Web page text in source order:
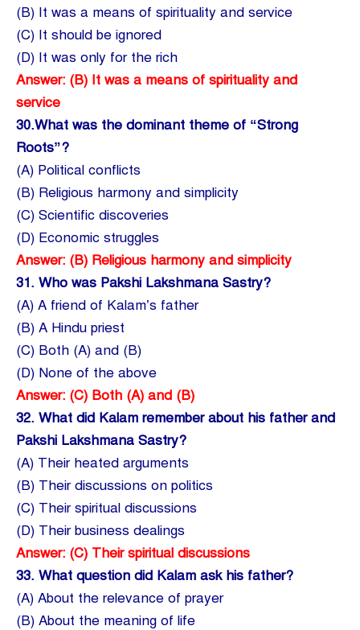
(B) It was a means of spirituality and service
(C) It should be ignored
(D) It was only for the rich
Answer: (B) It was a means of spirituality and
service
30.What was the dominant theme of “Strong
Roots”?
(A) Political conflicts
(B) Religious harmony and simplicity
(C) Scientific discoveries
(D) Economic struggles
Answer: (B) Religious harmony and simplicity
31. Who was Pakshi Lakshmana Sastry?
(A) A friend of Kalam’s father
(B) A Hindu priest
(C) Both (A) and (B)
(D) None of the above
Answer: (C) Both (A) and (B)
32. What did Kalam remember about his father and
Pakshi Lakshmana Sastry?
(A) Their heated arguments
(B) Their discussions on politics
(C) Their spiritual discussions
(D) Their business dealings
Answer: (C) Their spiritual discussions
33. What question did Kalam ask his father?
(A) About the relevance of prayer
(B) About the meaning of life